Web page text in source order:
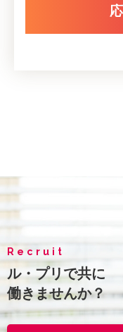
Recruit
ル・プリで共に
働きませんか？